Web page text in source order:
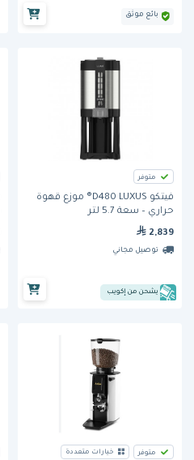
بائع موثق
متوفر
فيتكو D480 LUXUS® موزع قهوة
حراري – سعة 5.7 لتر
2,839
توصيل مجاني
يشحن من إكويب
متوفر خيارات متعددة